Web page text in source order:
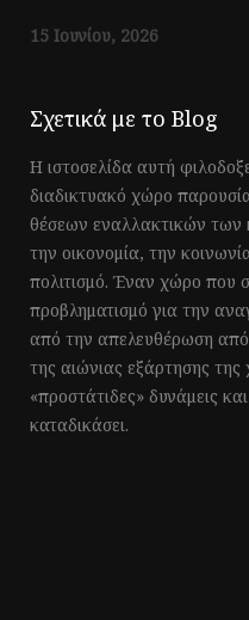
15 Ιουνίου, 2026
Σχετικά με το Blog
Η ιστοσελίδα αυτή
διαδικτυακό χώρο
θέσεων εναλλακτικών των
την οικονομία, την
πολιτισμό. Έναν χώρο που
προβληματισμό για την
από την απελευθέρωση
της αιώνιας εξάρτησης
«προστάτιδες» δυνάμεις
καταδικάσει.